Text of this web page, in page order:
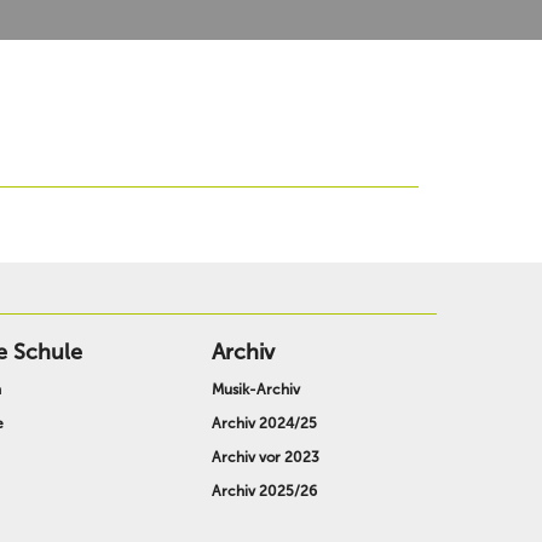
Schule Archiv
Musik-Archiv
Archiv 2024/25
Archiv vor 2023
Archiv 2025/26